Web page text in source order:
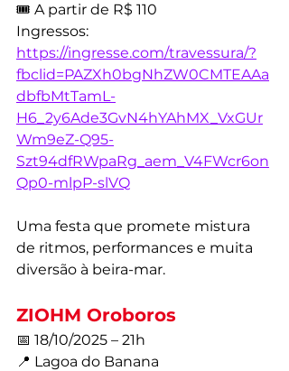
🎟️ A partir de R$ 110
Ingressos:
https://ingresse.com/travessura/?
fbclid=PAZXh0bgNhZW0CMTEAAa
dbfbMtTamL-
H6_2y6Ade3GvN4hYAhMX_VxGUr
Wm9eZ-Q95-
Szt94dfRWpaRg_aem_V4FWcr6on
Qp0-mlpP-slVQ
Uma festa que promete mistura
de ritmos, performances e muita
diversão à beira-mar.
ZIOHM Oroboros
📅 18/10/2025 – 21h
📍 Lagoa do Banana